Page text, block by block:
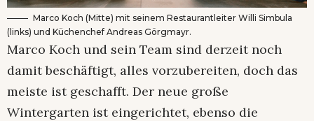
Marco Koch (Mitte) mit seinem Restaurantleiter Willi Simbula
(links) und Küchenchef Andreas Görgmayr.
Marco Koch und sein Team sind derzeit noch
damit beschäftigt, alles vorzubereiten, doch das
meiste ist geschafft. Der neue große
Wintergarten ist eingerichtet, ebenso die